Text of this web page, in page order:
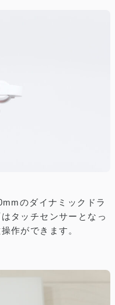
のダイナミックドラ
タッチセンサーとなっ
作ができます。